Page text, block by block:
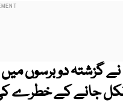
گزشتہ دو برسوں
نکل جانے کے خطرے